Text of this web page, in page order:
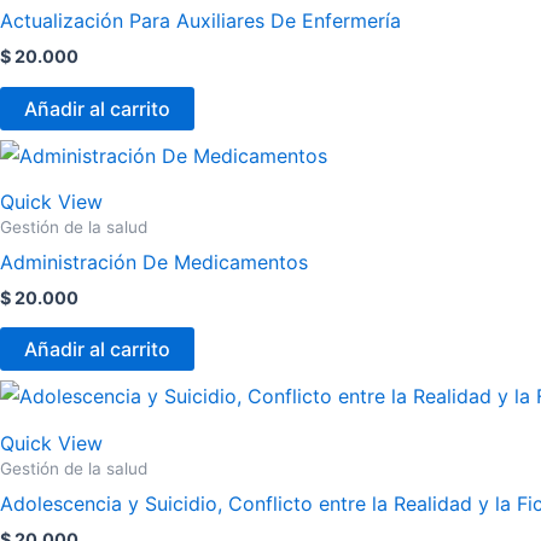
Actualización Para Auxiliares De Enfermería
$20.000
Añadir al carrito
Quick View
Gestión de la salud
Administración De Medicamentos
$20.000
Añadir al carrito
Quick View
Gestión de la salud
Adolescencia y Suicidio, Conflicto entre la Realidad y la